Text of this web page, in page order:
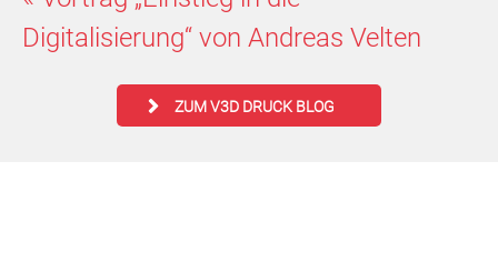
Digitalisierung“ von Andreas Velten
ZUM V3D DRUCK BLOG